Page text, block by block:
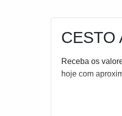
CESTO
Receba os
hoje com